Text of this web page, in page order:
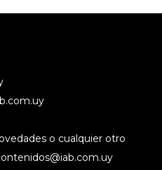
o cualquier otro